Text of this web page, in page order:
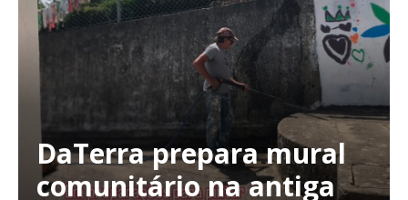
DaTerra prepara mural
comunitário na antiga